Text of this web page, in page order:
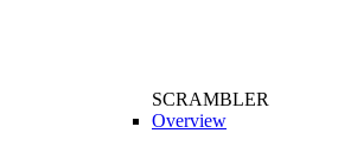
SCRAMBLER
Overview